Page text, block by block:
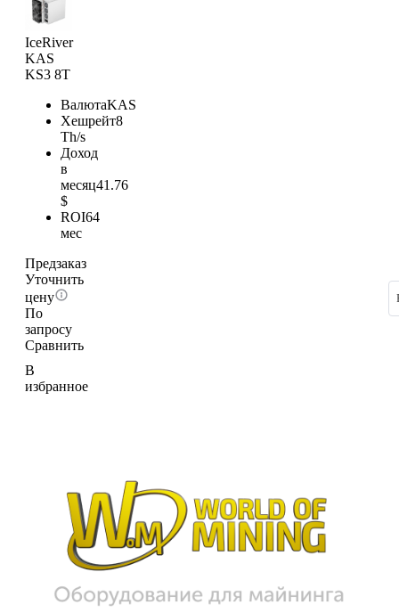
IceRiver
KAS
KS3 8T
ВалютаKAS
Хешрейт8
Th/s
Доход
в
месяц41.76
$
ROI64
мес
Предзаказ
Уточнить
цену
По
запросу
Сравнить
В
избранное